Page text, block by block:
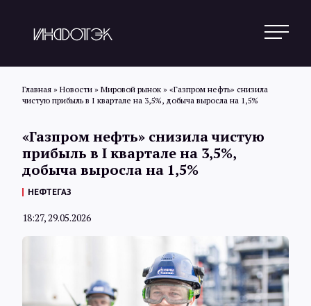
Новости
Обзоры
Главная » Новости » Мировой рынок » «Газпром нефть» снизила
чистую прибыль в I квартале на 3,5%, добыча выросла на 1,5%
«Газпром нефть» снизила чистую
прибыль в I квартале на 3,5%,
добыча выросла на 1,5%
НЕФТЕГАЗ
18:27, 29.05.2026